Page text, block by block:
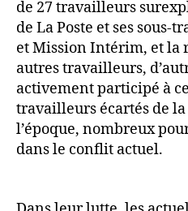
de 27 travailleurs
de La Poste et ses sous-
et Mission Intérim, et la
autres travailleurs,
activement participé à
travailleurs écartés de
l’époque, nombreux
dans le conflit actuel.